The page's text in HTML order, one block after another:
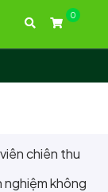
10, Tp.HCM
0
chiên thu
nghiệm không